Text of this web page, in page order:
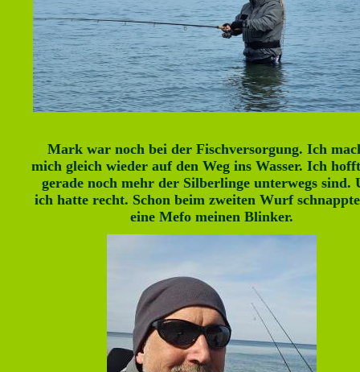
Mark war noch bei der Fischversorgung. Ich
mich gleich wieder auf den Weg ins Wasser. Ich
gerade noch mehr der Silberlinge unterwegs sind.
ich hatte recht. Schon beim zweiten Wurf
eine Mefo meinen Blinker.